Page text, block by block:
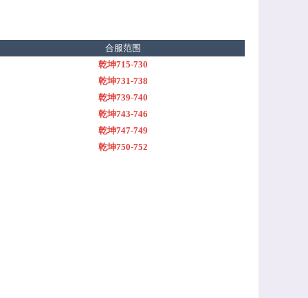
合服范围
乾坤715-730
乾坤731-738
乾坤739-740
乾坤743-746
乾坤747-749
乾坤750-752